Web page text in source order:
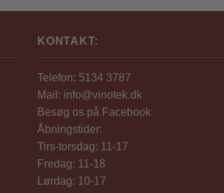
KONTAKT:
Telefon: 5134 3787
Mail: info@vinotek.dk
Besøg os på Facebook
Åbningstider:
Tirs-torsdag: 11-17
Fredag: 11-18
Lørdag: 10-17